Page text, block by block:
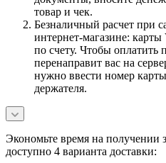
товар и чек.
Безналичный расчет при
интернет-магазине:
по счету. Чтобы оплатить
перенаправит вас на
нужно ввести номер
держателя.
Экономьте время на получении
доступно 4 варианта доставки: